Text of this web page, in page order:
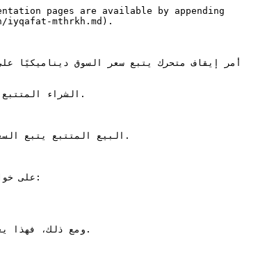
pages are available by appending
iyqafat-mthrkh.md).
ومع ذلك، فهذا